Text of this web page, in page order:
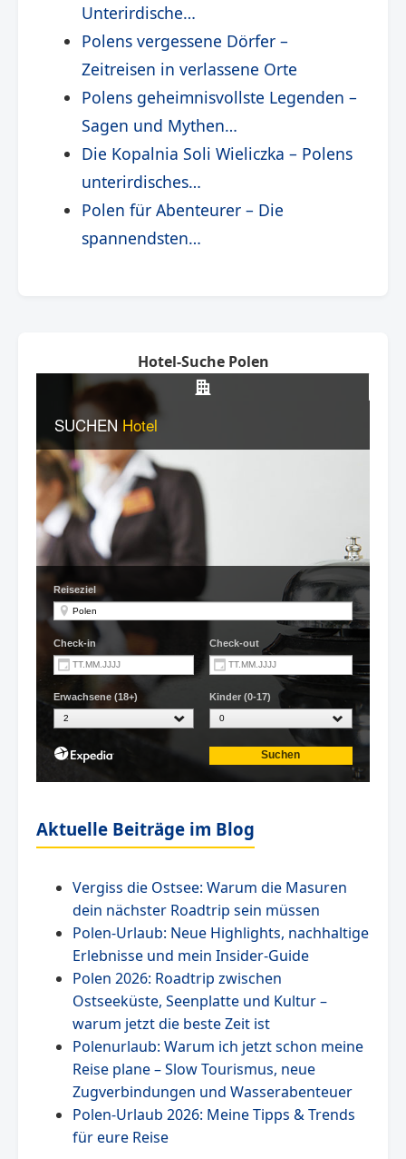
Unterirdische…
Polens vergessene Dörfer –
Zeitreisen in verlassene Orte
Polens geheimnisvollste Legenden –
Sagen und Mythen…
Die Kopalnia Soli Wieliczka – Polens
unterirdisches…
Polen für Abenteurer – Die
spannendsten…
Hotel-Suche Polen
Aktuelle Beiträge im Blog
Vergiss die Ostsee: Warum die Masuren
dein nächster Roadtrip sein müssen
Polen-Urlaub: Neue Highlights, nachhaltige
Erlebnisse und mein Insider-Guide
Polen 2026: Roadtrip zwischen
Ostseeküste, Seenplatte und Kultur –
warum jetzt die beste Zeit ist
Polenurlaub: Warum ich jetzt schon meine
Reise plane – Slow Tourismus, neue
Zugverbindungen und Wasserabenteuer
Polen-Urlaub 2026: Meine Tipps & Trends
für eure Reise